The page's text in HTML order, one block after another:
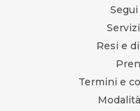
Resi e
Termini e